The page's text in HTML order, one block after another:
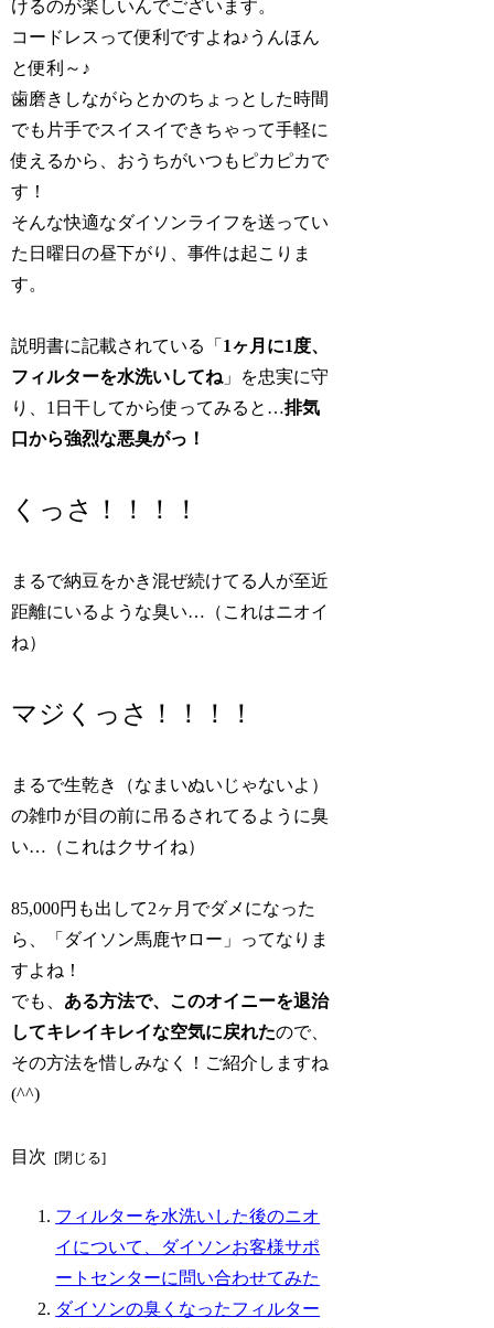
けるのが楽しいんでございます。
コードレスって便利ですよね♪うんほん
と便利～♪
歯磨きしながらとかのちょっとした時間
でも片手でスイスイできちゃって手軽に
使えるから、おうちがいつもピカピカで
す！
そんな快適なダイソンライフを送ってい
た日曜日の昼下がり、事件は起こりま
す。
説明書に記載されている「 1ヶ月に1度、
フィルターを水洗いしてね」を忠実に守
り、1日干してから使ってみると…排気
口から強烈な悪臭がっ！
くっさ！！！！
まるで納豆をかき混ぜ続けてる人が至近
距離にいるような臭い…（これはニオイ
ね）
マジくっさ！！！！
まるで生乾き（なまいぬいじゃないよ）
の雑巾が目の前に吊るされてるように臭
い…（これはクサイね）
85,000円も出して2ヶ月でダメになった
ら、「ダイソン馬鹿ヤロー」ってなりま
すよね！
でも、 ある方法で、このオイニーを退治
してキレイキレイな空気に戻れたので、
その方法を惜しみなく！ご紹介しますね
(^^)
目次
フィルターを水洗いした後のニオ
イについて、ダイソンお客様サポ
ートセンターに問い合わせてみた
ダイソンの臭くなったフィルター